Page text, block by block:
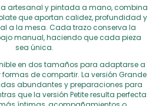
artesanal y pintada a mano, combina
que aportan calidez, profundidad y
a la mesa. Cada trazo conserva la
manual, haciendo que cada pieza
sea única.
en dos tamaños para adaptarse a
de compartir. La versión Grande
abundantes y preparaciones para
que la versión Petite resulta perfecta